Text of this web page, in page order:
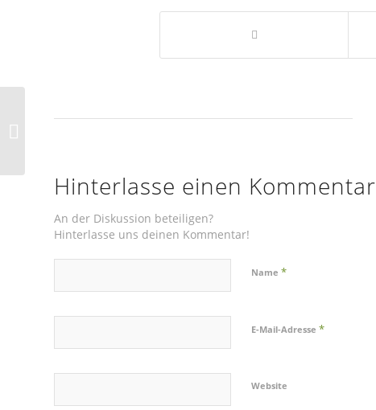
Hinterlasse einen Kommentar
An der Diskussion beteiligen?
Hinterlasse uns deinen Kommentar!
Name *
E-Mail-Adresse *
Website